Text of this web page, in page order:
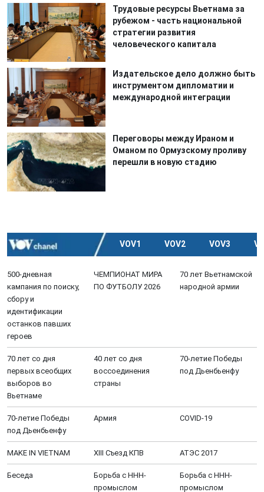
Трудовые ресурсы Вьетнама за
рубежом - часть национальной
стратегии развития
человеческого капитала
Издательское дело должно быть
инструментом дипломатии и
международной интеграции
Переговоры между Ираном и
Оманом по Ормузскому проливу
перешли в новую стадию
VOV1 VOV2 VOV3
500-дневная
кампания по поиску,
сбору и
идентификации
останков павших
героев
ЧЕМПИОНАТ МИРА
ПО ФУТБОЛУ 2026
70 лет Вьетнамской
народной армии
70 лет со дня
первых всеобщих
выборов во
Вьетнаме
40 лет со дня
воссоединения
страны
70-летие Победы
под Дьенбьенфу
70-летие Победы
под Дьенбьенфу
Aрмия COVID-19
MAKE IN VIETNAM XIII Cъезд КПВ АТЭС 2017
Беседа
Борьба с ННН-
промыслом
Борьба с ННН-
промыслом